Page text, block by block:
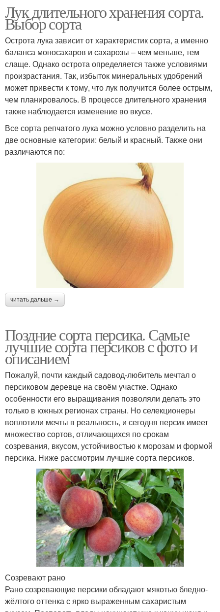
Лук длительного хранения сорта.
Выбор сорта
Острота лука зависит от характеристик сорта, а именно
баланса моносахаров и сахарозы – чем меньше, тем
слаще. Однако острота определяется также условиями
произрастания. Так, избыток минеральных удобрений
может привести к тому, что лук получится более острым,
чем планировалось. В процессе длительного хранения
также наблюдается изменение во вкусе.
Все сорта репчатого лука можно условно разделить на
две основные категории: белый и красный. Также они
различаются по:
читать дальше →
Поздние сорта персика. Самые
лучшие сорта персиков с фото и
описанием
Пожалуй, почти каждый садовод-любитель мечтал о
персиковом деревце на своём участке. Однако
особенности его выращивания позволяли делать это
только в южных регионах страны. Но селекционеры
воплотили мечты в реальность, и сегодня персик имеет
множество сортов, отличающихся по срокам
созревания, вкусом, устойчивостью к морозам и формой
персика. Ниже рассмотрим лучшие сорта персиков.
Созревают рано
Рано созревающие персики обладают мякотью бледно-
жёлтого оттенка с ярко выраженным сахаристым